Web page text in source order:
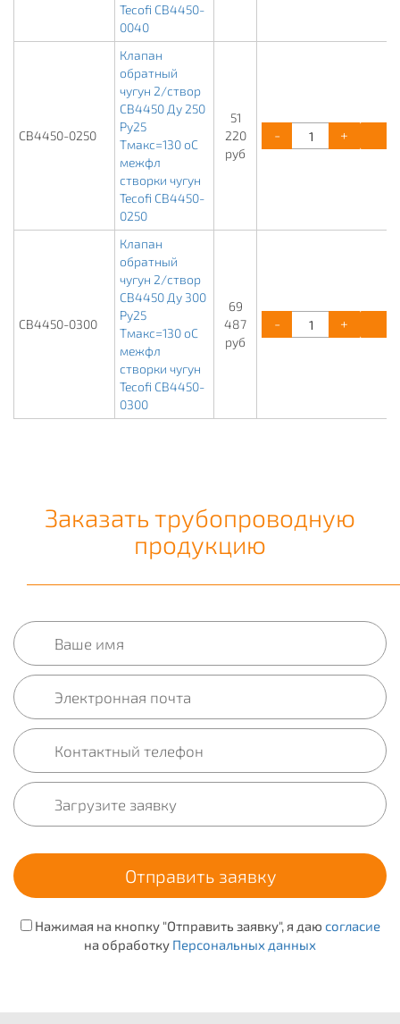
Tecofi CB4450-
0040
CB4450-0250
Клапан
обратный
чугун 2/створ
CB4450 Ду 250
Ру25
Тмакс=130 оС
межфл
створки чугун
Tecofi CB4450-
0250
51
220
руб
- +
CB4450-0300
Клапан
обратный
чугун 2/створ
CB4450 Ду 300
Ру25
Тмакс=130 оС
межфл
створки чугун
Tecofi CB4450-
0300
69
487
руб
- +
Заказать трубопроводную
продукцию
Нажимая на кнопку "Отправить заявку", я даю согласие
на обработку Персональных данных